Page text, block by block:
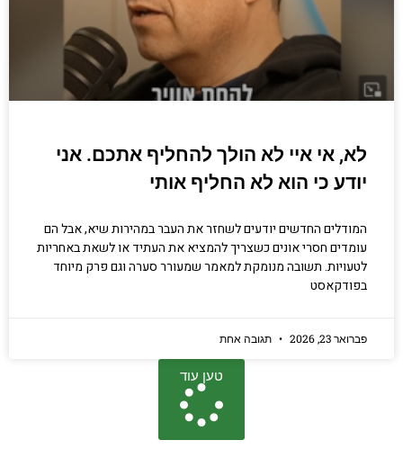
לא, אי איי לא הולך להחליף אתכם. אני
יודע כי הוא לא החליף אותי
המודלים החדשים יודעים לשחזר את העבר במהירות שיא, אבל הם
עומדים חסרי אונים כשצריך להמציא את העתיד או לשאת באחריות
לטעויות. תשובה מנומקת למאמר שמעורר סערה וגם פרק מיוחד
בפודקאסט
פברואר 23, 2026 תגובה אחת
טען עוד